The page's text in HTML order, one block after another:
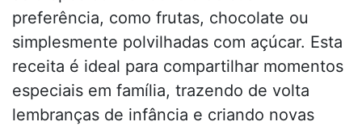
preferência, como frutas, chocolate ou
simplesmente polvilhadas com açúcar. Esta
receita é ideal para compartilhar momentos
especiais em família, trazendo de volta
lembranças de infância e criando novas